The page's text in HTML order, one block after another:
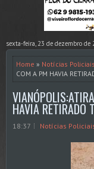
sexta-feira, 23 de dezembro de
Home » Notícias Policiais
COM A PM HAVIA
HAVIA RETIRADO
18:37 Notícias